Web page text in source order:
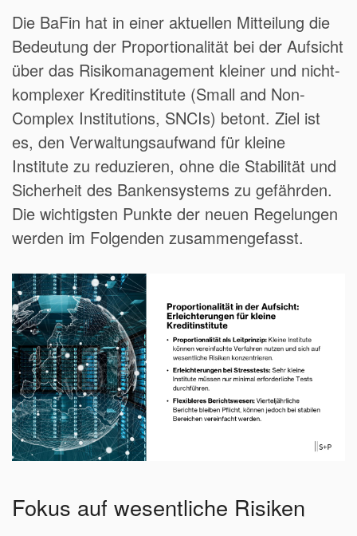
Die BaFin hat in einer aktuellen Mitteilung die
Bedeutung der Proportionalität bei der Aufsicht
über das Risikomanagement kleiner und nicht-
komplexer Kreditinstitute (Small and Non-
Complex Institutions, SNCIs) betont. Ziel ist
es, den Verwaltungsaufwand für kleine
Institute zu reduzieren, ohne die Stabilität und
Sicherheit des Bankensystems zu gefährden.
Die wichtigsten Punkte der neuen Regelungen
werden im Folgenden zusammengefasst.
Fokus auf wesentliche Risiken